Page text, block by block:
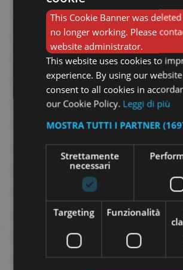
85,00€
Foulard
in 100%seta
stampato
This Cookie Banner was
no longer working. Please
website administrator.
This website uses cookies to
experience. By using our
consent to all cookies in
our Cookie Policy. Leggi di più
MOSTRA TUTTI I PARTNER
Strettamente
necessari
Targeting Funzionalità